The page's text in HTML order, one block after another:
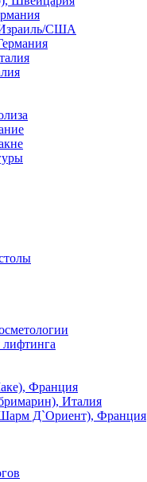
США
лифтинга
Франция
Италия
Д`Ориент), Франция